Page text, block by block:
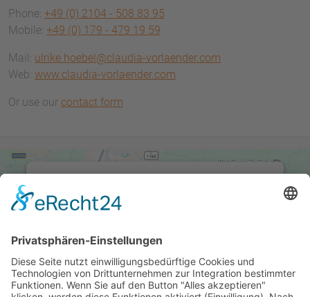
Phone: +49 (0) 2104 - 508 83 95
Mobile: +49 (0) 179 - 479 19 59
Mail: ulrike.hoebel@claudia-vorlaender.com
Web: www.claudia-vorlaender.com
Or use our contact form
den Google Maps-Service zu laden!
Drittanbieters, um Karteninhalte einzubetten.
Dieser Service kann Daten zu Ihren Aktivitäten
sammeln. Bitte lesen Sie die Details durch und
stimmen Sie der Nutzung des Service zu, um